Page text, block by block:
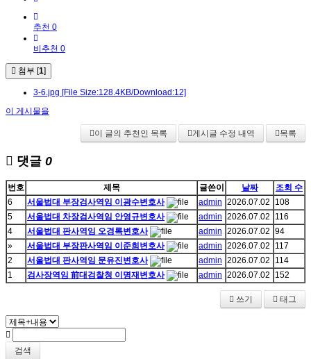
추천 0
비추천 0
첨부 [1]
3-6.jpg [File Size:128.4KB/Download:12]
이 게시물을
이 글의 추천인 목록 게시글 수정 내역 목록
댓글 0
번호 제목 글쓴이 날짜
조회 수
6
서울법대 부장검사역임 이광수변호사 admin 2026.07.02
108
5
서울법대 차장검사역임 안영규변호사 admin 2026.07.02
116
4
서울법대 판사역임 오경록변호사 admin 2026.07.02 94
»
서울법대 부장판사역임 이준희변호사 admin 2026.07.02
117
2
서울법대 판사역임 문유진변호사 admin 2026.07.02
114
1
검사장역임 前대검찰청 이명재변호사 admin 2026.07.02 152
쓰기 태그
검색